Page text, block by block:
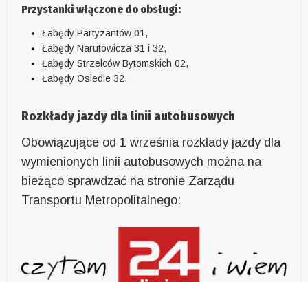
Przystanki włączone do obsługi:
Łabędy Partyzantów 01,
Łabędy Narutowicza 31 i 32,
Łabędy Strzelców Bytomskich 02,
Łabędy Osiedle 32.
Rozkłady jazdy dla linii autobusowych
Obowiązujące od 1 września rozkłady jazdy dla
wymienionych linii autobusowych można na
bieżąco sprawdzać na stronie Zarządu
Transportu Metropolitalnego: